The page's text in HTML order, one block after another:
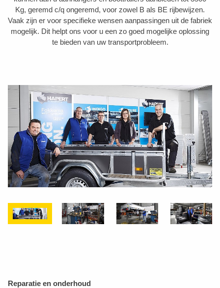
Kg, geremd c/q ongeremd, voor zowel B als BE rijbewijzen.
Vaak zijn er voor specifieke wensen aanpassingen uit de fabriek
mogelijk. Dit helpt ons voor u een zo goed mogelijke oplossing
te bieden van uw transportprobleem.
Reparatie en onderhoud